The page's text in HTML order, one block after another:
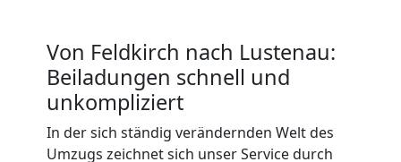
Von Feldkirch nach Lustenau:
Beiladungen schnell und
unkompliziert
In der sich ständig verändernden Welt des
Umzugs zeichnet sich unser Service durch
Umzugshelfer